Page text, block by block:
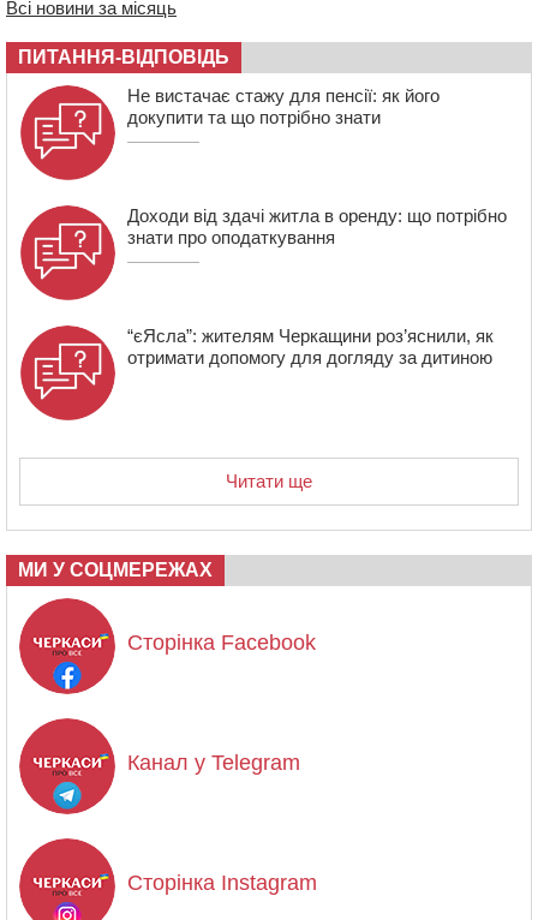
стрільцем ДШВ
17:29 Апеляційний суд підтвердив стягнення майже 250
тис. грн шкоди за незаконний вилов риби
16:07 У Черкасах за ніч виявили 15 порушників
комендантської години та 10 нетверезих водіїв
15:12
На Золотоніщині водійка збила пішохода, який
перебігав дорогу
Всі новини за місяць
ПИТАННЯ-ВІДПОВІДЬ
Не вистачає стажу для пенсії: як його
докупити та що потрібно знати
Доходи від здачі житла в оренду: що потрібно
знати про оподаткування
“єЯсла”: жителям Черкащини роз’яснили, як
отримати допомогу для догляду за дитиною
Читати ще
МИ У СОЦМЕРЕЖАХ
Сторінка Facebook
Канал у Telegram
Сторінка Instagram